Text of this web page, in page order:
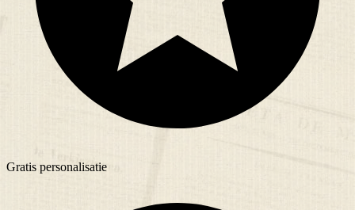
Gratis personalisatie